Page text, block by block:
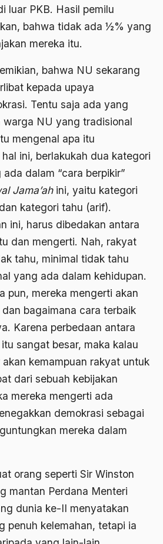
luar PKB. Hasil pemilu
bahwa tidak ada ½% yang
mereka itu.
bahwa NU sekarang
kepada upaya
Tentu saja ada yang
warga NU yang tradisional
mengenal apa itu
ini, berlakukah dua kategori
dalam “cara berpikir”
Jama’ah ini, yaitu kategori
kategori tahu (arif).
ini, harus dibedakan antara
dan mengerti. Nah, rakyat
tahu, minimal tidak tahu
yang ada dalam kehidupan.
pun, mereka mengerti akan
bagaimana cara terbaik
Karena perbedaan antara
sangat besar, maka kalau
kemampuan rakyat untuk
dari sebuah kebijakan
mereka mengerti ada
demokrasi sebagai
mereka dalam
orang seperti Sir Winston
mantan Perdana Menteri
dunia ke-II menyatakan
penuh kelemahan, tetapi ia